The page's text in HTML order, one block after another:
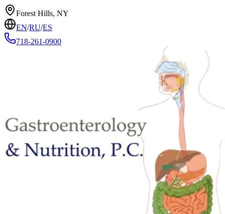
Forest Hills, NY
EN/RU/ES
718-261-0900